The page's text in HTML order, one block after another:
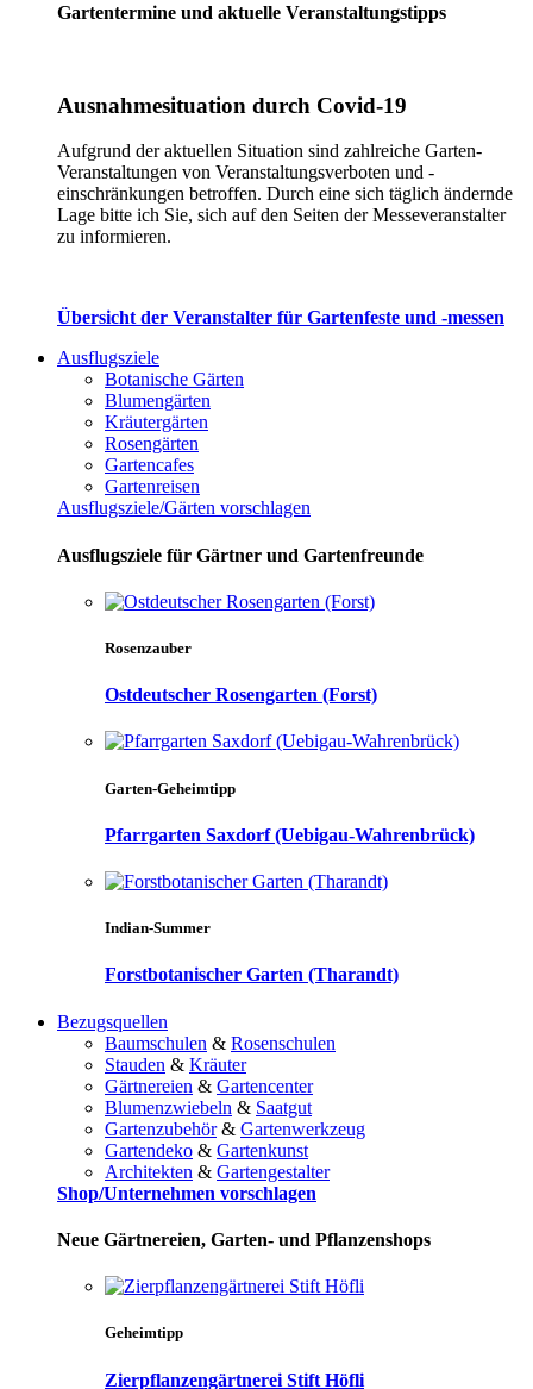
Gartentermine und aktuelle Veranstaltungstipps
Ausnahmesituation durch Covid-19
Aufgrund der aktuellen Situation sind zahlreiche Garten-
Veranstaltungen von Veranstaltungsverboten und -
einschränkungen betroffen. Durch eine sich täglich ändernde
Lage bitte ich Sie, sich auf den Seiten der Messeveranstalter
zu informieren.
Übersicht der Veranstalter für Gartenfeste und -messen
Ausflugsziele
Botanische Gärten
Blumengärten
Kräutergärten
Rosengärten
Gartencafes
Gartenreisen
Ausflugsziele/Gärten vorschlagen
Ausflugsziele für Gärtner und Gartenfreunde
Rosenzauber
Ostdeutscher Rosengarten (Forst)
Garten-Geheimtipp
Pfarrgarten Saxdorf (Uebigau-Wahrenbrück)
Indian-Summer
Forstbotanischer Garten (Tharandt)
Bezugsquellen
Baumschulen & Rosenschulen
Stauden & Kräuter
Gärtnereien & Gartencenter
Blumenzwiebeln & Saatgut
Gartenzubehör& Gartenwerkzeug
Gartendeko & Gartenkunst
Architekten & Gartengestalter
Shop/Unternehmen vorschlagen
Neue Gärtnereien, Garten- und Pflanzenshops
Geheimtipp
Zierpflanzengärtnerei Stift Höfli